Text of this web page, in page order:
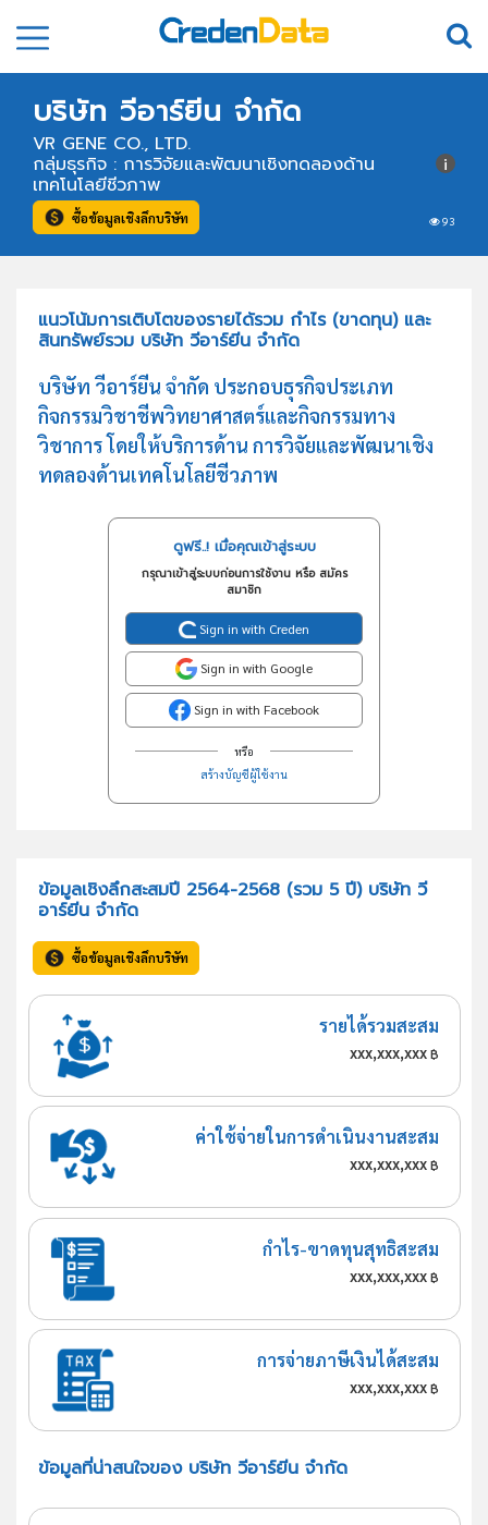
บริษัท วีอาร์ยีน จำกัด
VR GENE CO., LTD.
93
กลุ่มธุรกิจ : การวิจัยและพัฒนาเชิงทดลองด้าน
เทคโนโลยีชีวภาพ
ซื้อข้อมูลเชิงลึกบริษัท
แนวโน้มการเติบโตของรายได้รวม กำไร (ขาดทุน) และ
สินทรัพย์รวม บริษัท วีอาร์ยีน จำกัด
บริษัท วีอาร์ยีน จำกัด ประกอบธุรกิจประเภท
กิจกรรมวิชาชีพวิทยาศาสตร์และกิจกรรมทาง
วิชาการ โดยให้บริการด้าน การวิจัยและพัฒนาเชิง
ทดลองด้านเทคโนโลยีชีวภาพ
ดูฟรี..! เมื่อคุณเข้าสู่ระบบ
กรุณาเข้าสู่ระบบก่อนการใช้งาน หรือ สมัคร
สมาชิก
Sign in with Creden
Sign in with Google
Sign in with Facebook
หรือ
สร้างบัญชีผู้ใช้งาน
ข้อมูลเชิงลึกสะสมปี 2564-2568 (รวม 5 ปี) บริษัท วี
อาร์ยีน จำกัด
ซื้อข้อมูลเชิงลึกบริษัท
รายได้รวมสะสม
xxx,xxx,xxx฿
ค่าใช้จ่ายในการดำเนินงานสะสม
xxx,xxx,xxx฿
กำไร-ขาดทุนสุทธิสะสม
xxx,xxx,xxx฿
การจ่ายภาษีเงินได้สะสม
xxx,xxx,xxx฿
ข้อมูลที่น่าสนใจของ บริษัท วีอาร์ยีน จำกัด